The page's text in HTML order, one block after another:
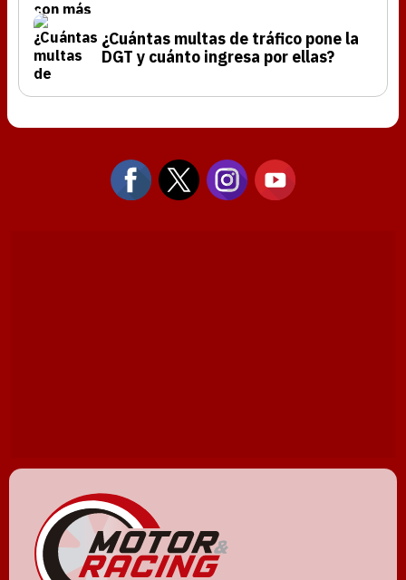
¿Cuántas multas de tráfico pone la
DGT y cuánto ingresa por ellas?